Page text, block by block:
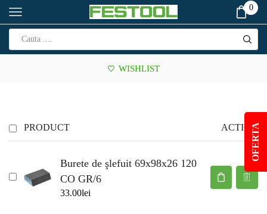
0
WISHLIST
PRODUCT ACTION
Burete de şlefuit 69x98x26 120
CO GR/6
33.00lei
OFERTA